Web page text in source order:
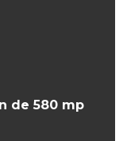
de 580 mp